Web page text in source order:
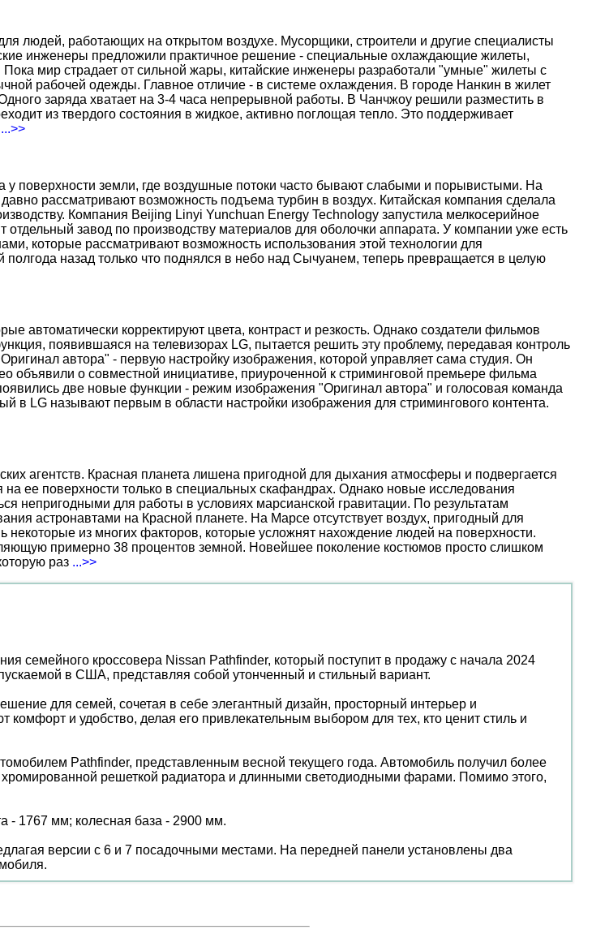
людей, работающих на открытом воздухе. Мусорщики, строители и другие специалисты
инженеры предложили практичное решение - специальные охлаждающие жилеты,
мир страдает от сильной жары, китайские инженеры разработали "умные" жилеты с
рабочей одежды. Главное отличие - в системе охлаждения. В городе Нанкин в жилет
заряда хватает на 3-4 часа непрерывной работы. В Чанчжоу решили разместить в
из твердого состояния в жидкое, активно поглощая тепло. Это поддерживает
...>>
у поверхности земли, где воздушные потоки часто бывают слабыми и порывистыми. На
рассматривают возможность подъема турбин в воздух. Китайская компания сделала
Компания Beijing Linyi Yunchuan Energy Technology запустила мелкосерийное
завод по производству материалов для оболочки аппарата. У компании уже есть
которые рассматривают возможность использования этой технологии для
полгода назад только что поднялся в небо над Сычуанем, теперь превращается в целую
корректируют цвета, контраст и резкость. Однако создатели фильмов
появившаяся на телевизорах LG, пытается решить эту проблему, передавая контроль
автора" - первую настройку изображения, которой управляет сама студия. Он
объявили о совместной инициативе, приуроченной к стриминговой премьере фильма
две новые функции - режим изображения "Оригинал автора" и голосовая команда
в LG называют первым в области настройки изображения для стримингового контента.
агентств. Красная планета лишена пригодной для дыхания атмосферы и подвергается
ее поверхности только в специальных скафандрах. Однако новые исследования
непригодными для работы в условиях марсианской гравитации. По результатам
астронавтами на Красной планете. На Марсе отсутствует воздух, пригодный для
из многих факторов, которые усложнят нахождение людей на поверхности.
примерно 38 процентов земной. Новейшее поколение костюмов просто слишком
раз ...>>
семейного кроссовера Nissan Pathfinder, который поступит в продажу с начала 2024
в США, представляя собой утонченный и стильный вариант.
для семей, сочетая в себе элегантный дизайн, просторный интерьер и
и удобство, делая его привлекательным выбором для тех, кто ценит стиль и
Pathfinder, представленным весной текущего года. Автомобиль получил более
решеткой радиатора и длинными светодиодными фарами. Помимо этого,
- 1767 мм; колесная база - 2900 мм.
версии с 6 и 7 посадочными местами. На передней панели установлены два